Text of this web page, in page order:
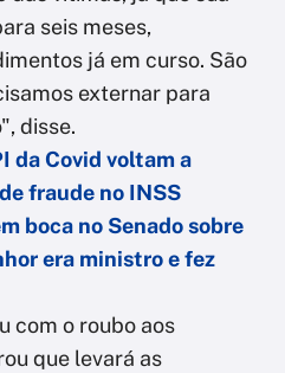
seis meses,
já em curso. São
externar para
disse.
da Covid voltam a
fraude no INSS
boca no Senado sobre
era ministro e fez
com o roubo aos
que levará as